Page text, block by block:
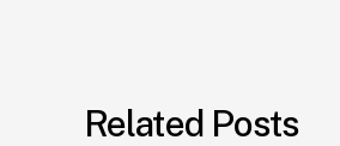
Related Posts